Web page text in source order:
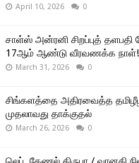
April 10, 2026 0
சாள்ஸ் அன்ரனி சிறப்புத்
17ஆம் ஆண்டு வீரவணக்க நாள்!
March 31, 2026 0
சிங்களத்தை அதிரவைத்த
முதலாவது தாக்குதல்
March 26, 2026 0